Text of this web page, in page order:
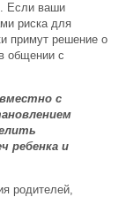
Если ваши
риска для
примут решение о
общении с
с
ребенка и
родителей,